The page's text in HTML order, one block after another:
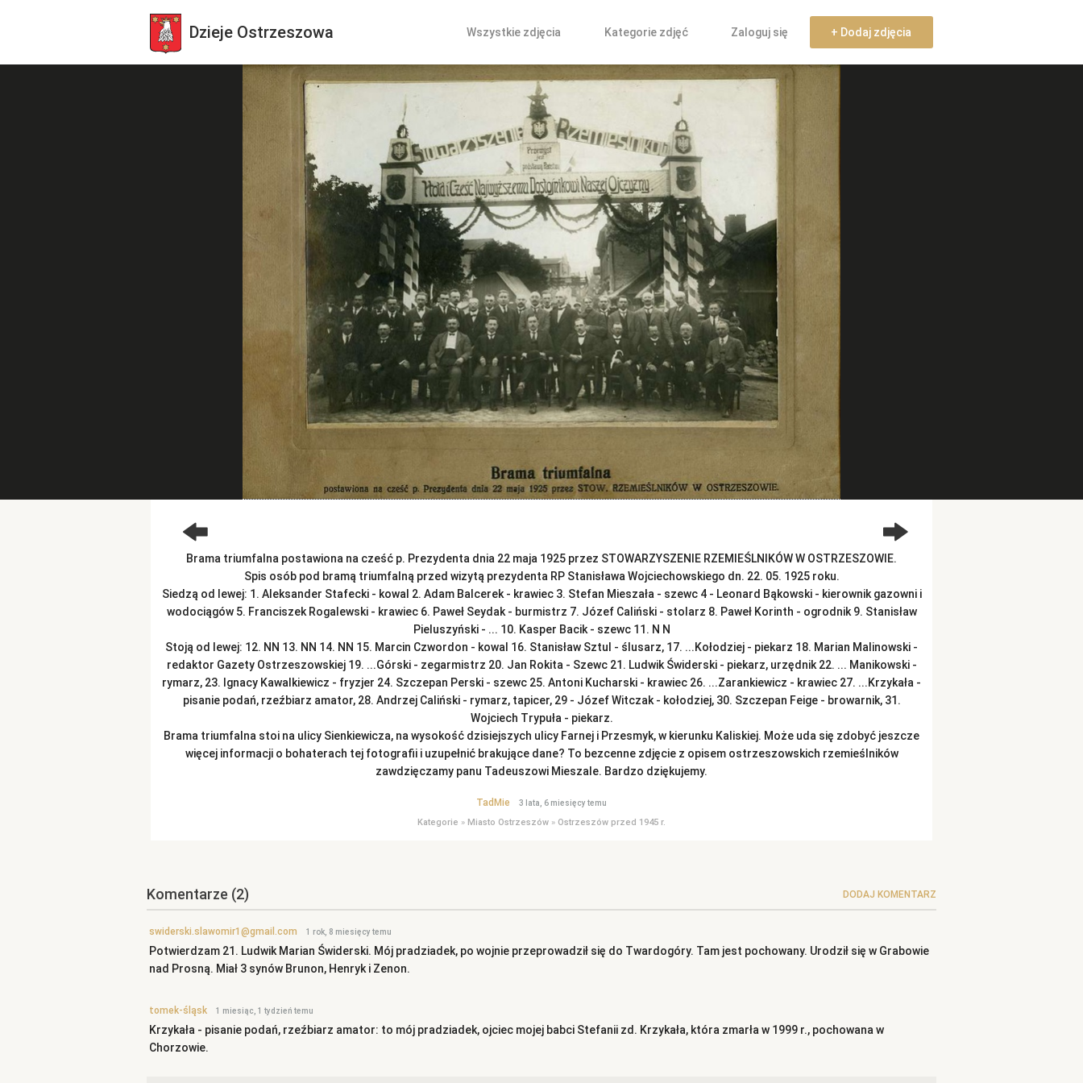
Dzieje Ostrzeszowa Wszystkie zdjęcia Kategorie zdjęć Zaloguj się + Dodaj zdjęcia
Brama triumfalna postawiona na cześć p. Prezydenta dnia 22 maja 1925 przez STOWARZYSZENIE RZEMIEŚLNIKÓW W OSTRZESZOWIE.
Spis osób pod bramą triumfalną przed wizytą prezydenta RP Stanisława Wojciechowskiego dn. 22. 05. 1925 roku.
Siedzą od lewej: 1. Aleksander Stafecki - kowal 2. Adam Balcerek - krawiec 3. Stefan Mieszała - szewc 4 - Leonard Bąkowski - kierownik gazowni i
wodociągów 5. Franciszek Rogalewski - krawiec 6. Paweł Seydak - burmistrz 7. Józef Caliński - stolarz 8. Paweł Korinth - ogrodnik 9. Stanisław
Pieluszyński - ... 10. Kasper Bacik - szewc 11. N N
Stoją od lewej: 12. NN 13. NN 14. NN 15. Marcin Czwordon - kowal 16. Stanisław Sztul - ślusarz, 17. ...Kołodziej - piekarz 18. Marian Malinowski -
redaktor Gazety Ostrzeszowskiej 19. ...Górski - zegarmistrz 20. Jan Rokita - Szewc 21. Ludwik Świderski - piekarz, urzędnik 22. ... Manikowski -
rymarz, 23. Ignacy Kawalkiewicz - fryzjer 24. Szczepan Perski - szewc 25. Antoni Kucharski - krawiec 26. ...Zarankiewicz - krawiec 27. ...Krzykała -
pisanie podań, rzeźbiarz amator, 28. Andrzej Caliński - rymarz, tapicer, 29 - Józef Witczak - kołodziej, 30. Szczepan Feige - browarnik, 31.
Wojciech Trypuła - piekarz.
Brama triumfalna stoi na ulicy Sienkiewicza, na wysokość dzisiejszych ulicy Farnej i Przesmyk, w kierunku Kaliskiej. Może uda się zdobyć jeszcze
więcej informacji o bohaterach tej fotografii i uzupełnić brakujące dane? To bezcenne zdjęcie z opisem ostrzeszowskich rzemieślników
zawdzięczamy panu Tadeuszowi Mieszale. Bardzo dziękujemy.
TadMie 3 lata, 6 miesięcy temu
Kategorie » Miasto Ostrzeszów » Ostrzeszów przed 1945 r.
Komentarze (2) DODAJ KOMENTARZ
swiderski.slawomir1@gmail.com 1 rok, 8 miesięcy temu
Potwierdzam 21. Ludwik Marian Świderski. Mój pradziadek, po wojnie przeprowadził się do Twardogóry. Tam jest pochowany. Urodził się w Grabowie
nad Prosną. Miał 3 synów Brunon, Henryk i Zenon.
tomek-śląsk 1 miesiąc, 1 tydzień temu
Krzykała - pisanie podań, rzeźbiarz amator: to mój pradziadek, ojciec mojej babci Stefanii zd. Krzykała, która zmarła w 1999 r., pochowana w
Chorzowie.